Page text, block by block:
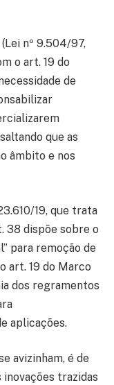
nº 9.504/97,
o art. 19 do
de
que as
âmbito e nos
19, que trata
38 dispõe sobre o
para remoção de
art. 19 do Marco
dos regramentos
aplicações.
avizinham, é de
inovações trazidas